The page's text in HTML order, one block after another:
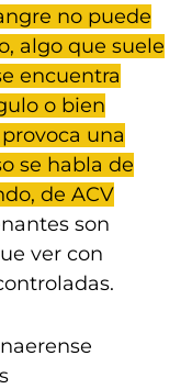
no puede
algo que suele
encuentra
o bien
una
se habla de
de ACV
son
ver con